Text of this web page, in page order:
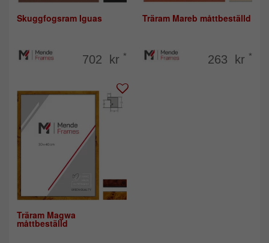
Skuggfogsram Iguas
702 kr *
Träram Mareb måttbeställd
263 kr *
Träram Magwa
måttbeställd